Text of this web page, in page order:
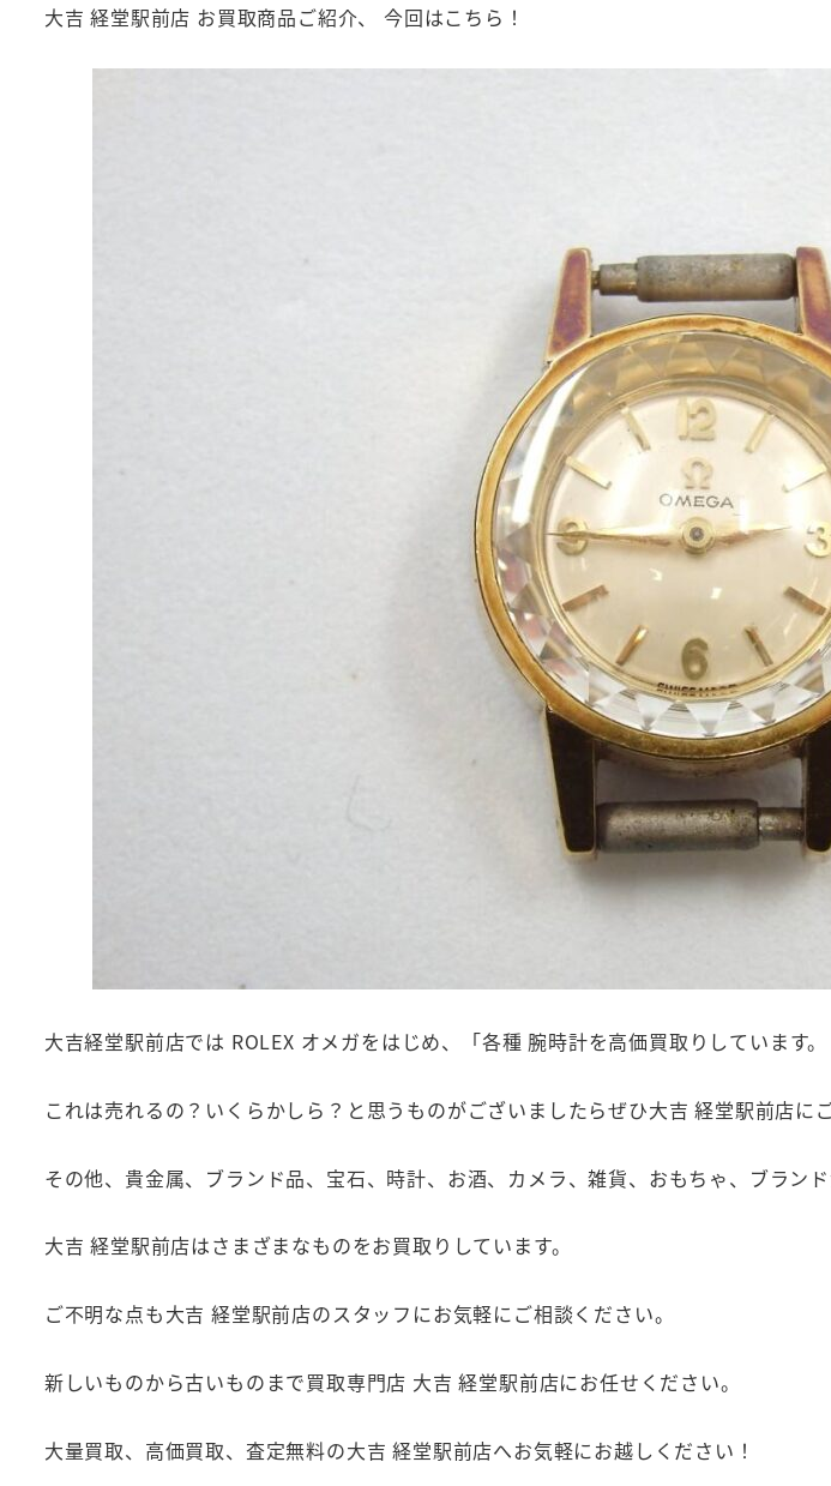
大吉 経堂駅前店 お買取商品ご紹介、 今回はこちら！
大吉経堂駅前店では ROLEX オメガをはじめ、「各種 腕時計を高価買取りしています。
これは売れるの？いくらかしら？と思うものがございましたらぜひ大吉 経堂駅前店に
その他、貴金属、ブランド品、宝石、時計、お酒、カメラ、雑貨、おもちゃ、ブラン
大吉 経堂駅前店はさまざまなものをお買取りしています。
ご不明な点も大吉 経堂駅前店のスタッフにお気軽にご相談ください。
新しいものから古いものまで買取専門店 大吉 経堂駅前店にお任せください。
大量買取、高価買取、査定無料の大吉 経堂駅前店へお気軽にお越しください！